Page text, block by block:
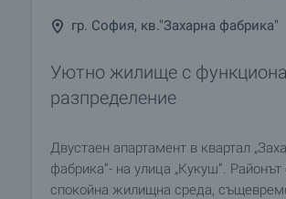
гр. София, кв."Захарна фабрика"
Уютно жилище с
разпределение
Двустаен апартамент в квартал
фабрика”- на улица „Кукуш”. Районът
спокойна жилищна среда,